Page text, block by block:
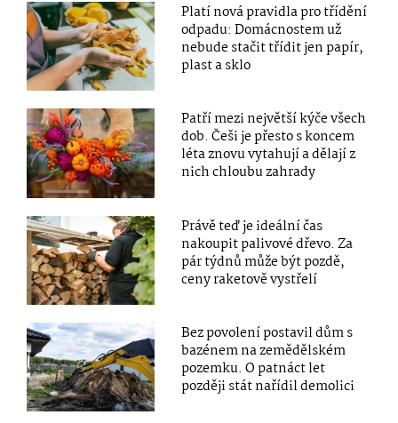
Platí nová pravidla pro třídění
odpadu: Domácnostem už
nebude stačit třídit jen papír,
plast a sklo
Patří mezi největší kýče všech
dob. Češi je přesto s koncem
léta znovu vytahují a dělají z
nich chloubu zahrady
Právě teď je ideální čas
nakoupit palivové dřevo. Za
pár týdnů může být pozdě,
ceny raketově vystřelí
Bez povolení postavil dům s
bazénem na zemědělském
pozemku. O patnáct let
později stát nařídil demolici